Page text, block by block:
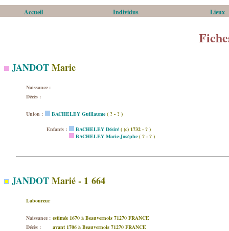
Accueil Individus Lieux
JANDOTMarie
Naissance :
Décès :
Union : BACHELEY Guillaume ( ? - ? )
Enfants : BACHELEY Désiré ( (c) 1732 - ? )
BACHELEY Marie-Josèphe ( ? - ? )
JANDOTMarié - 1 664
Laboureur
Naissance : estimée 1670 à Beauvernois 71270 FRANCE
Décès :
avant 1706 à Beauvernois 71270 FRANCE